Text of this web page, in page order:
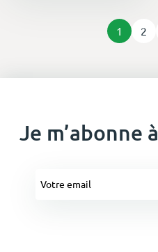
1 2
Je m’abonne